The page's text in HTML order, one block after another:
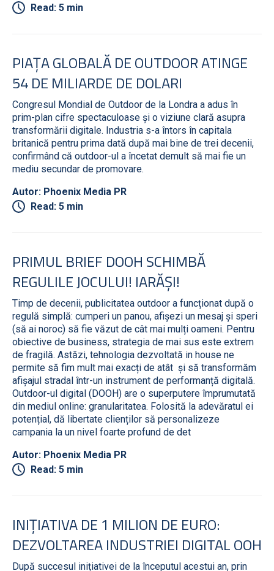
Read: 5 min
PIAȚA GLOBALĂ DE OUTDOOR ATINGE
54 DE MILIARDE DE DOLARI
Congresul Mondial de Outdoor de la Londra a adus în
prim-plan cifre spectaculoase și o viziune clară asupra
transformării digitale. Industria s-a întors în capitala
britanică pentru prima dată după mai bine de trei decenii,
confirmând că outdoor-ul a încetat demult să mai fie un
mediu secundar de promovare.
Autor: Phoenix Media PR
Read: 5 min
PRIMUL BRIEF DOOH SCHIMBĂ
REGULILE JOCULUI! IARĂȘI!
Timp de decenii, publicitatea outdoor a funcționat după o
regulă simplă: cumperi un panou, afișezi un mesaj și speri
(să ai noroc) să fie văzut de cât mai mulți oameni. Pentru
obiective de business, strategia de mai sus este extrem
de fragilă. Astăzi, tehnologia dezvoltată in house ne
permite să fim mult mai exacți de atât și să transformăm
afișajul stradal într-un instrument de performanță digitală.
Outdoor-ul digital (DOOH) are o superputere împrumutată
din mediul online: granularitatea. Folosită la adevăratul ei
potențial, dă libertate clienților să personalizeze
campania la un nivel foarte profund de det
Autor: Phoenix Media PR
Read: 5 min
INIȚIATIVA DE 1 MILION DE EURO:
DEZVOLTAREA INDUSTRIEI DIGITAL OOH
După succesul inițiativei de la începutul acestui an, prin